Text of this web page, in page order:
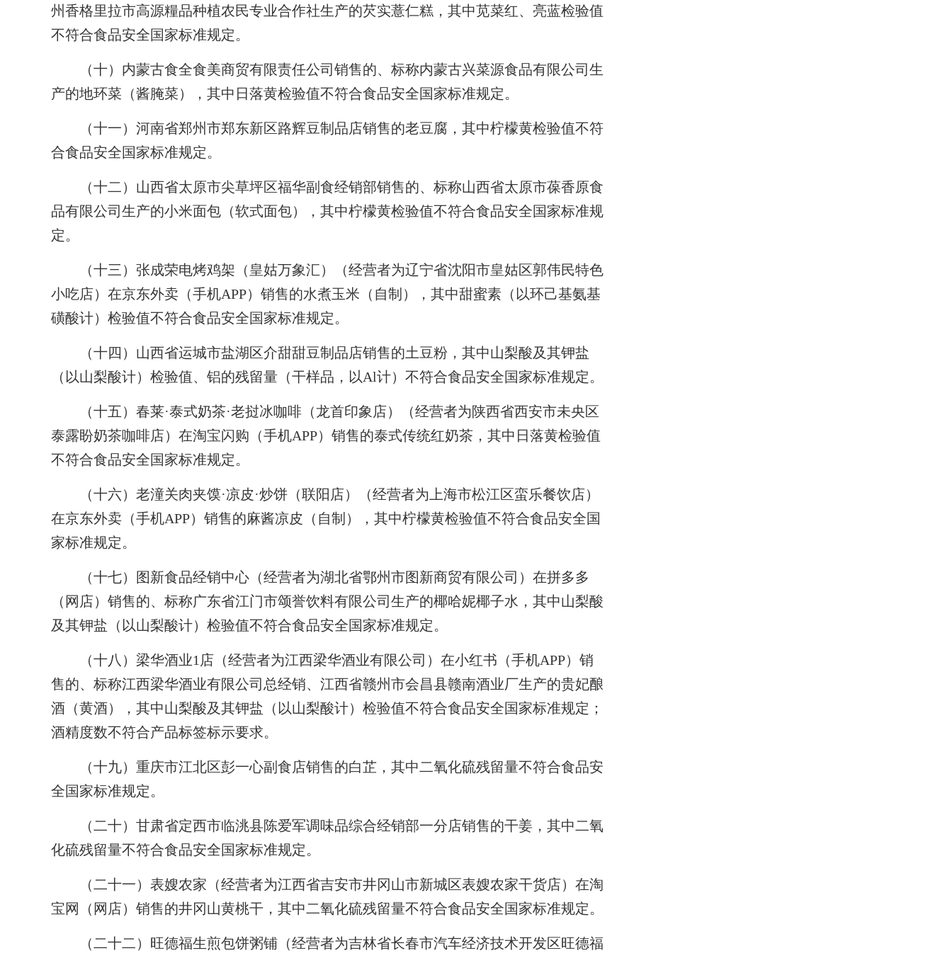
州香格里拉市高源糧品种植农民专业合作社生产的芡实薏仁糕，其中苋菜红、亮蓝检验值
不符合食品安全国家标准规定。
（十）内蒙古食全食美商贸有限责任公司销售的、标称内蒙古兴菜源食品有限公司生
产的地环菜（酱腌菜），其中日落黄检验值不符合食品安全国家标准规定。
（十一）河南省郑州市郑东新区路辉豆制品店销售的老豆腐，其中柠檬黄检验值不符
合食品安全国家标准规定。
（十二）山西省太原市尖草坪区福华副食经销部销售的、标称山西省太原市葆香原食
品有限公司生产的小米面包（软式面包），其中柠檬黄检验值不符合食品安全国家标准规
定。
（十三）张成荣电烤鸡架（皇姑万象汇）（经营者为辽宁省沈阳市皇姑区郭伟民特色
小吃店）在京东外卖（手机APP）销售的水煮玉米（自制），其中甜蜜素（以环己基氨基
磺酸计）检验值不符合食品安全国家标准规定。
（十四）山西省运城市盐湖区介甜甜豆制品店销售的土豆粉，其中山梨酸及其钾盐
（以山梨酸计）检验值、铝的残留量（干样品，以Al计）不符合食品安全国家标准规定。
（十五）春莱·泰式奶茶·老挝冰咖啡（龙首印象店）（经营者为陕西省西安市未央区
泰露盼奶茶咖啡店）在淘宝闪购（手机APP）销售的泰式传统红奶茶，其中日落黄检验值
不符合食品安全国家标准规定。
（十六）老潼关肉夹馍·凉皮·炒饼（联阳店）（经营者为上海市松江区蛮乐餐饮店）
在京东外卖（手机APP）销售的麻酱凉皮（自制），其中柠檬黄检验值不符合食品安全国
家标准规定。
（十七）图新食品经销中心（经营者为湖北省鄂州市图新商贸有限公司）在拼多多
（网店）销售的、标称广东省江门市颂誉饮料有限公司生产的椰哈妮椰子水，其中山梨酸
及其钾盐（以山梨酸计）检验值不符合食品安全国家标准规定。
（十八）梁华酒业1店（经营者为江西梁华酒业有限公司）在小红书（手机APP）销
售的、标称江西梁华酒业有限公司总经销、江西省赣州市会昌县赣南酒业厂生产的贵妃酿
酒（黄酒），其中山梨酸及其钾盐（以山梨酸计）检验值不符合食品安全国家标准规定；
酒精度数不符合产品标签标示要求。
（十九）重庆市江北区彭一心副食店销售的白芷，其中二氧化硫残留量不符合食品安
全国家标准规定。
（二十）甘肃省定西市临洮县陈爱军调味品综合经销部一分店销售的干姜，其中二氧
化硫残留量不符合食品安全国家标准规定。
（二十一）表嫂农家（经营者为江西省吉安市井冈山市新城区表嫂农家干货店）在淘
宝网（网店）销售的井冈山黄桃干，其中二氧化硫残留量不符合食品安全国家标准规定。
（二十二）旺德福生煎包饼粥铺（经营者为吉林省长春市汽车经济技术开发区旺德福